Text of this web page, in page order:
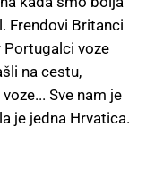
Frendovi Britanci
Portugalci voze
na cestu,
Sve nam je
je jedna Hrvatica.